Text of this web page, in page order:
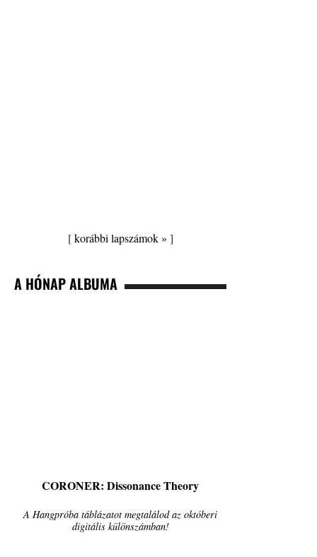
[korábbi lapszámok » ]
A HÓNAP ALBUMA
CORONER: Dissonance Theory
A Hangpróba táblázatot megtalálod az októberi
digitális különszámban!